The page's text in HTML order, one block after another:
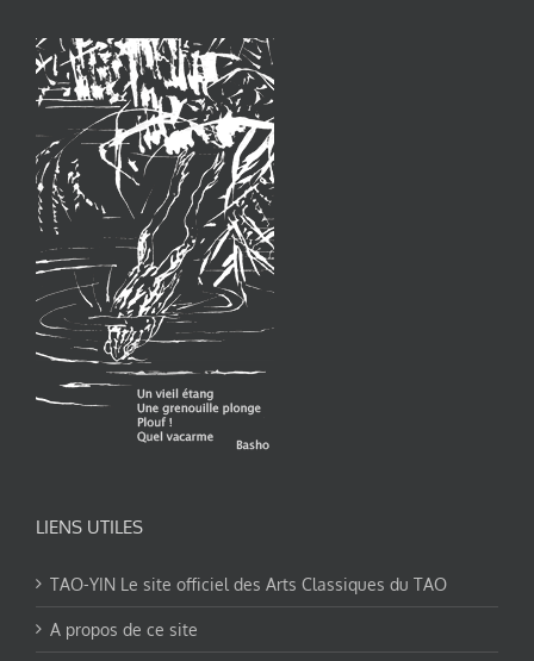
LIENS UTILES
TAO-YIN Le site officiel des Arts Classiques du TAO
A propos de ce site